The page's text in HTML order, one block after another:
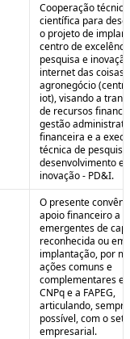
Cooperação
científica para
o projeto de
centro de
pesquisa e
internet das coisas
agronegócio
iot), visando a
de recursos
gestão
financeira e a
técnica de pesquisa,
desenvolvimento e
inovação - PD&I.
O presente
apoio financeiro a
emergentes de
reconhecida ou em
implantação, por
ações comuns e
complementares
CNPq e a FAPEG,
articulando,
possível, com o
empresarial.